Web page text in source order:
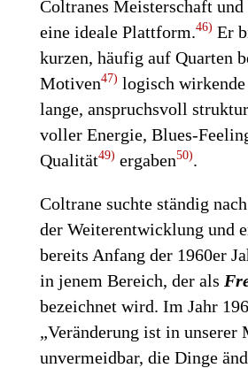
Coltranes Meisterschaft
eine ideale Plattform.46) Er
kurzen, häufig auf Quarten
Motiven47) logisch wirkende
lange, anspruchsvoll
voller Energie, Blues-
Qualität49) ergaben50).
Coltrane suchte ständig
der Weiterentwicklung und
bereits Anfang der 1960er
in jenem Bereich, der als
bezeichnet wird. Im Jahr
„Veränderung ist in unserer
unvermeidbar, die Dinge